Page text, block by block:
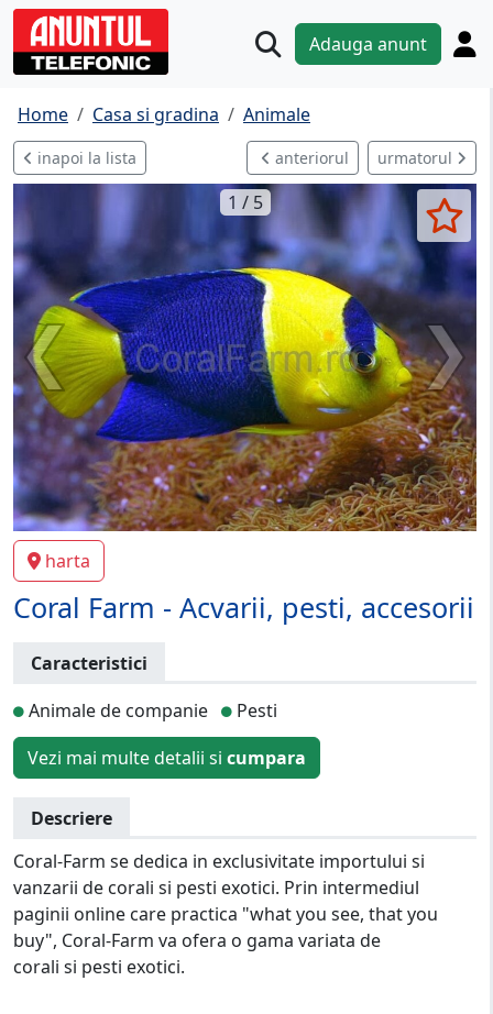
Adauga anunt
Home Casa si gradina Animale
inapoi la lista anteriorul urmatorul
1 / 5
harta
Coral Farm - Acvarii, pesti, accesorii
Caracteristici
Animale de companie
Pesti
Vezi mai multe detalii si cumpara
Descriere
Coral-Farm se dedica in exclusivitate importului si
vanzarii de corali si pesti exotici. Prin intermediul
paginii online care practica "what you see, that you
buy", Coral-Farm va ofera o gama variata de
corali si pesti exotici.